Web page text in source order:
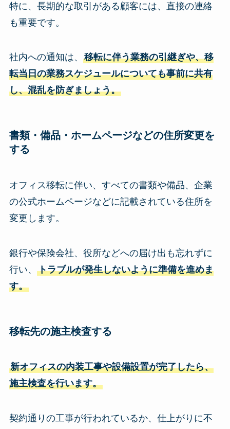
特に、長期的な取引がある顧客には、直接の連絡
も重要です。
社内への通知は、 移転に伴う業務の引継ぎや、移
転当日の業務スケジュールについても事前に共有
し、混乱を防ぎましょう。
書類・備品・ホームページなどの住所変更を
する
オフィス移転に伴い、すべての書類や備品、企業
の公式ホームページなどに記載されている住所を
変更します。
銀行や保険会社、役所などへの届け出も忘れずに
行い、 トラブルが発生しないように準備を進めま
す。
移転先の施主検査する
新オフィスの内装工事や設備設置が完了したら、
施主検査を行います。
契約通りの工事が行われているか、仕上がりに不